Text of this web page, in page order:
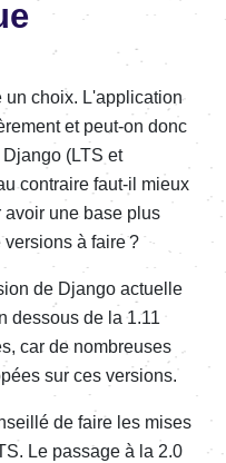
un choix. L'application
et peut-on donc
(LTS et
contraire faut-il mieux
une base plus
à faire ?
de Django actuelle
dessous de la 1.11
car de nombreuses
sur ces versions.
de faire les mises
Le passage à la 2.0